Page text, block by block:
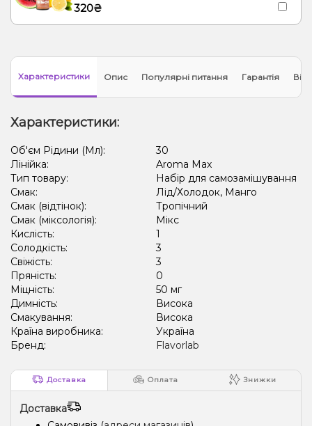
320₴
Характеристики Опис Популярні питання Гарантія
Характеристики:
Об'єм Рідини (Мл):
30
Лінійка:
Aroma Max
Тип товару:
Набір для самозамішування
Смак:
Лід/Холодок, Манго
Смак (відтінок):
Тропічний
Смак (міксологія):
Мікс
Кислість:
1
Солодкість:
3
Свіжість:
3
Пряність:
0
Міцність:
50 мг
Димність:
Висока
Смакування:
Висока
Країна виробника:
Україна
Бренд:
Flavorlab
Доставка Оплата Знижки
Доставка